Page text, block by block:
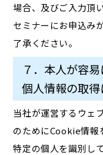
場合、及びご入力頂
セミナーにお申込み
了承ください。
７．本人が容
個人情報の取得
当社が運営するウェ
のためにCookie情報
特定の個人を識別し